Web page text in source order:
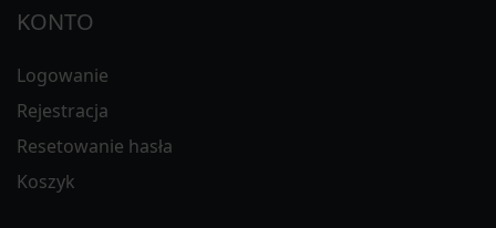
KONTO
Logowanie
Rejestracja
Resetowanie hasła
Koszyk